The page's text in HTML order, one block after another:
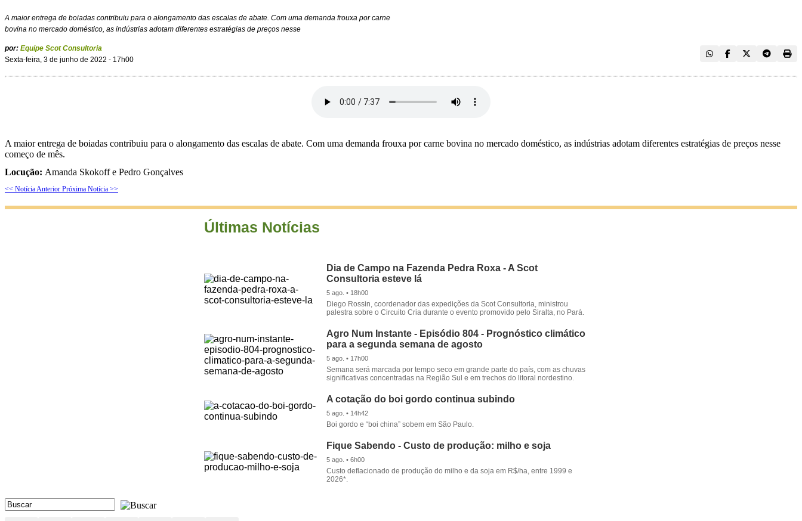
A maior entrega de boiadas contribuiu para o alongamento das escalas de abate. Com uma demanda frouxa por carne
bovina no mercado doméstico, as indústrias adotam diferentes estratégias de preços nesse
por: Equipe Scot Consultoria
Sexta-feira, 3 de junho de 2022 - 17h00
A maior entrega de boiadas contribuiu para o alongamento das escalas de abate. Com uma demanda frouxa por carne bovina no mercado doméstico, as indústrias adotam diferentes estratégias de preços nesse
começo de mês.
Locução: Amanda Skokoff e Pedro Gonçalves
<< Notícia Anterior Próxima Notícia >>
Últimas Notícias
Dia de Campo na Fazenda Pedra Roxa - A Scot
Consultoria esteve lá
5 ago. • 18h00
Diego Rossin, coordenador das expedições da Scot Consultoria, ministrou
palestra sobre o Circuito Cria durante o evento promovido pelo Siralta, no Pará.
Agro Num Instante - Episódio 804 - Prognóstico climático
para a segunda semana de agosto
5 ago. • 17h00
Semana será marcada por tempo seco em grande parte do país, com as chuvas
significativas concentradas na Região Sul e em trechos do litoral nordestino.
A cotação do boi gordo continua subindo
5 ago. • 14h42
Boi gordo e “boi china” sobem em São Paulo.
Fique Sabendo - Custo de produção: milho e soja
5 ago. • 6h00
Custo deflacionado de produção do milho e da soja em R$/ha, entre 1999 e
2026*.